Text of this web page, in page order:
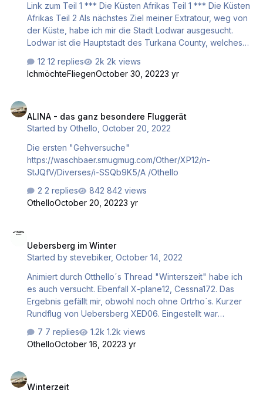
Link zum Teil 1 *** Die Küsten Afrikas Teil 1 *** Die Küsten
Afrikas Teil 2 Als nächstes Ziel meiner Extratour, weg von
der Küste, habe ich mir die Stadt Lodwar ausgesucht.
Lodwar ist die Hauptstadt des Turkana County, welches
Der Flugplatz Lodwar (HKLO) liegt mitten in der Stadt.
https://en.wikipedia.org/wiki/File:Lodwar_Kenya_from_hill2
Plane aber HKAM nicht akzeptierte, habe ich im fertigen
Flugplan als Startflugplat…
12 replies
2k views
IchmöchteFliegenOctober 30, 20223 yr
ALINA - das ganz besondere Fluggerät
Started byOthello ,October 20, 2022
Die ersten "Gehversuche"
https://waschbaer.smugmug.com/Other/XP12/n-
StJQfV/Diverses/i-SSQb9K5/A /Othello
2 replies
842 views
OthelloOctober 20, 20223 yr
Uebersberg im Winter
Started bystevebiker,October 14, 2022
Animiert durch Otthello´s Thread "Winterszeit" habe ich
es auch versucht. Ebenfall X-plane12, Cessna172. Das
Ergebnis gefällt mir, obwohl noch ohne Ortrho´s. Kurzer
Rundflug von Uebersberg XED06. Eingestellt war
Runway.
7 replies
1.2k views
OthelloOctober 16, 20223 yr
Winterzeit